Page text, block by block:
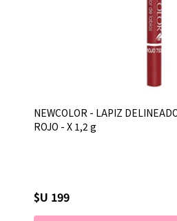
NEWCOLOR - LAPIZ
ROJO - X 1,2 g
$U 199